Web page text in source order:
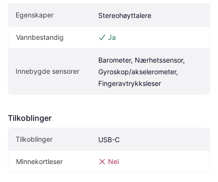
Egenskaper Stereohøyttalere
Vannbestandig Ja
Innebygde sensorer
Barometer, Nærhetssensor,
Gyroskop/akselerometer,
Fingeravtrykksleser
Tilkoblinger
Tilkoblinger USB-C
Minnekortleser Nei